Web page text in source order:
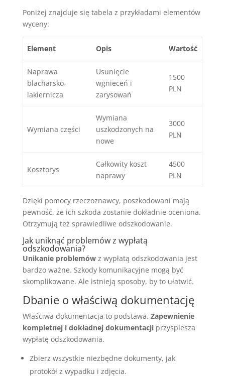
Poniżej znajduje się tabela z przykładami elementów
wyceny:
Element Opis Wartość
Naprawa
blacharsko-
lakiernicza
Usunięcie
wgnieceń i
zarysowań
1500
PLN
Wymiana części
Wymiana
uszkodzonych na
nowe
3000
PLN
Kosztorys
Całkowity koszt
naprawy
4500
PLN
Dzięki pomocy rzeczoznawcy, poszkodowani mają
pewność, że ich szkoda zostanie dokładnie oceniona.
Otrzymują też sprawiedliwe odszkodowanie.
Jak uniknąć problemów z wypłatą
odszkodowania?
Unikanie problemówz wypłatą odszkodowania jest
bardzo ważne. Szkody komunikacyjne mogą być
skomplikowane. Ale istnieją sposoby, by to ułatwić.
Dbanie o właściwą dokumentację
Właściwa dokumentacja to podstawa. Zapewnienie
kompletnej i dokładnej dokumentacjiprzyspiesza
wypłatę odszkodowania.
Zbierz wszystkie niezbędne dokumenty, jak
protokół z wypadku i zdjęcia.